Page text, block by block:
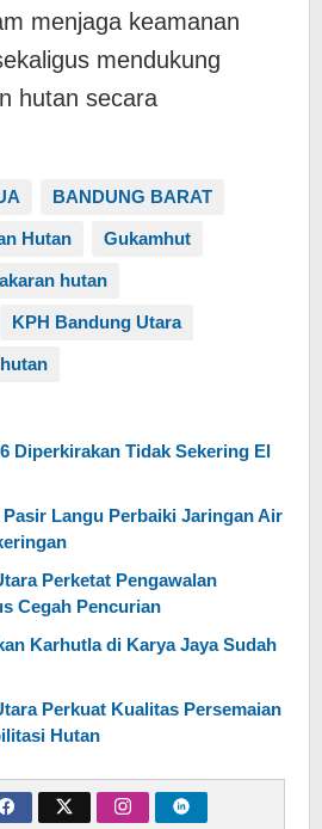
menjaga keamanan
mendukung
hutan secara
BANDUNG BARAT
Hutan Gukamhut
hutan
KPH Bandung Utara
Diperkirakan Tidak Sekering El
Langu Perbaiki Jaringan Air
Perketat Pengawalan
Cegah Pencurian
Karhutla di Karya Jaya Sudah
Perkuat Kualitas Persemaian
Hutan